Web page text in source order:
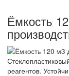
Ёмкость
реагентов.